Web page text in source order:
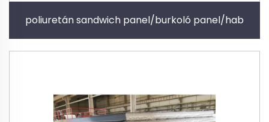
poliuretán sandwich panel/burkoló panel/hab